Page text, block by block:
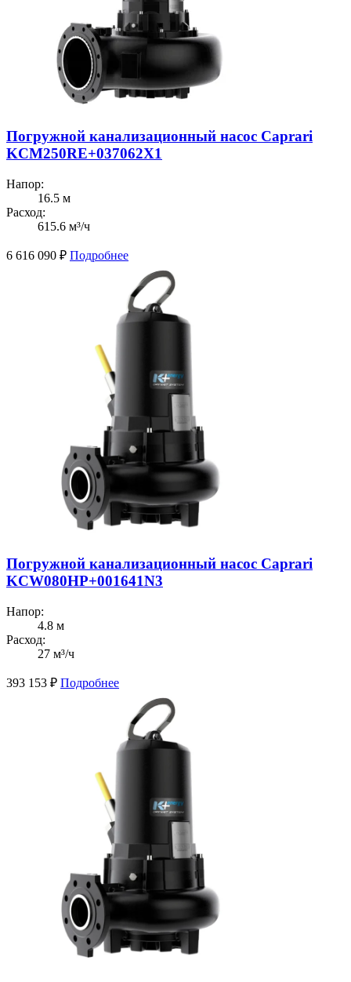
Погружной канализационный насос Caprari
KCM250RE+037062X1
Напор:
16.5 м
Расход:
615.6 м³/ч
6 616 090 ₽ Подробнее
Погружной канализационный насос Caprari
KCW080HP+001641N3
Напор:
4.8 м
Расход:
27 м³/ч
393 153 ₽ Подробнее